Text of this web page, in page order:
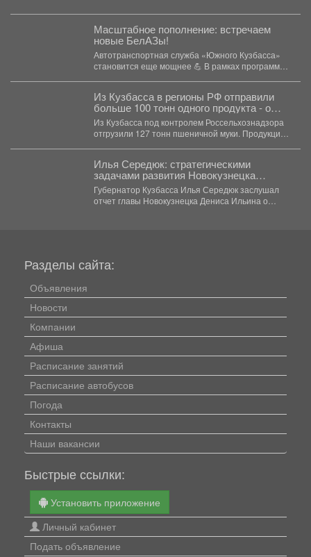
дорожного движения....
Масштабное пополнение: встречаем
новые БелАЗы!
Автотранспортная служба «Южного Кузбасса»
становится еще мощнее 💪 В рамках программы
Из Кузбасса в регионы РФ отправили
больше 100 тонн одного продукта - о
чем речь
Из Кузбасса под контролем Россельхознадзора
отгрузили 127 тонн пшеничной муки. Продукция
Илья Середюк: стратегическими
задачами развития Новокузнецка
должны стать жилищное строительство,
комфорт и безопасность горожан
Губернатор Кузбасса Илья Середюк заслушал
отчет главы Новокузнецка Дениса Ильина о
Разделы сайта:
Объявления
Новости
Компании
Афиша
Расписание занятий
Расписание автобусов
Погода
Контакты
Наши вакансии
Быстрые ссылки:
Установить приложение
Личный кабинет
Подать объявление